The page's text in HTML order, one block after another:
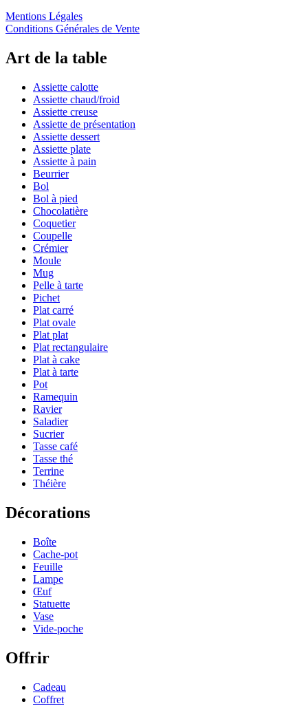
Mentions Légales
Conditions Générales de Vente
Art de la table
Assiette calotte
Assiette chaud/froid
Assiette creuse
Assiette de présentation
Assiette dessert
Assiette plate
Assiette à pain
Beurrier
Bol
Bol à pied
Chocolatière
Coquetier
Coupelle
Crémier
Moule
Mug
Pelle à tarte
Pichet
Plat carré
Plat ovale
Plat plat
Plat rectangulaire
Plat à cake
Plat à tarte
Pot
Ramequin
Ravier
Saladier
Sucrier
Tasse café
Tasse thé
Terrine
Théière
Décorations
Boîte
Cache-pot
Feuille
Lampe
Œuf
Statuette
Vase
Vide-poche
Offrir
Cadeau
Coffret